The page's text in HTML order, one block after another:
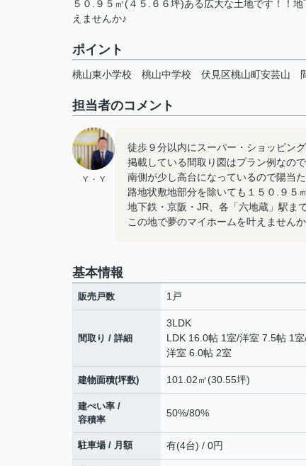
５０.９５㎡(４５.６６坪)ある広大な土地です！！
えませんか♪
ポイント
桃山東小学校 桃山中学校 伏見区桃山町安芸山
担当者のコメント
Y ・ Y
徒歩９分以内にスーパー・ショッピン
掲載している間取り図はプラン例なの
南側が少し高台になっているので陽当
路地状敷地部分を除いても１５０.９５
地下鉄・京阪・JR、各「六地蔵」駅ま
この地で夢のマイホームを叶えません
基本情報
販売戸数 1戸
間取り / 詳細
3LDK
LDK 16.0帖 1室/洋室 7.5帖 1室
洋室 6.0帖 2室
建物面積(坪数) 101.02㎡(30.55坪)
建ぺい率 /
容積率
50%/80%
駐車場 / 月額 有(4台) / 0円